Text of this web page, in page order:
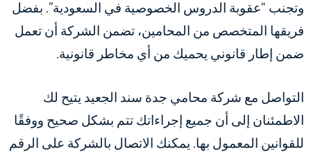
وتجنب “عقوبة الدروس الخصوصية في السعودية”. بفضل
فريقها المتخصص من المحامين، تضمن الشركة أن تعمل
ضمن إطار قانوني يحميك من أي مخاطر قانونية.
التواصل مع شركة محامي جدة سند الجعيد يتيح لك
الاطمئنان إلى أن جميع إجراءاتك تتم بشكل صحيح ووفقًا
للقوانين المعمول بها. يمكنك الاتصال بالشركة على الرقم